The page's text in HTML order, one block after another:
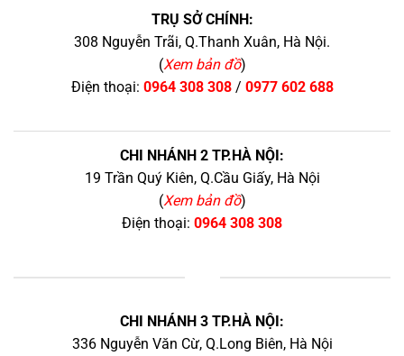
TRỤ SỞ CHÍNH:
308 Nguyễn Trãi, Q.Thanh Xuân, Hà Nội.
(Xem bản đồ)
Điện thoại: 0964 308 308/ 0977 602 688
CHI NHÁNH 2 TP.HÀ NỘI:
19 Trần Quý Kiên, Q.Cầu Giấy, Hà Nội
(Xem bản đồ)
Điện thoại: 0964 308 308
CHI NHÁNH 3 TP.HÀ NỘI:
336 Nguyễn Văn Cừ, Q.Long Biên, Hà Nội